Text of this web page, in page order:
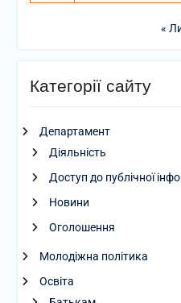
«
Категорії сайту
Департамент
Діяльність
Доступ до публічної
Новини
Оголошення
Молодіжна політика
Освіта